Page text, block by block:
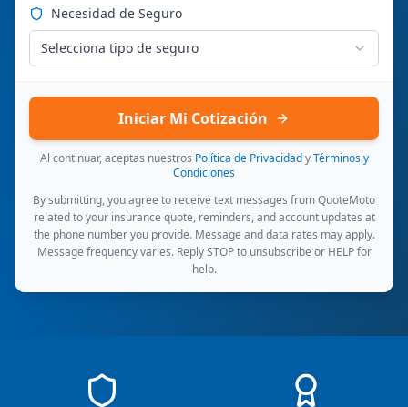
Necesidad de Seguro
Selecciona tipo de seguro
Iniciar Mi Cotización
Al continuar, aceptas nuestros Política de Privacidad y Términos y
Condiciones
By submitting, you agree to receive text messages from QuoteMoto
related to your insurance quote, reminders, and account updates at
the phone number you provide. Message and data rates may apply.
Message frequency varies. Reply STOP to unsubscribe or HELP for
help.